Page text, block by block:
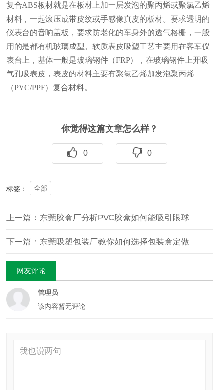
复合ABS板材就是在板材上加一层发泡的聚丙烯或聚氯乙烯
材料，一起滚压成带皮纹或手感像真皮的板材。要求透明的
仪表台的音响盖板，要求防老化的车身外的透气格栅，一般
用的是都有机玻璃成型。软质表皮吸塑工艺主要用在客车仪
表台上，基体一般是玻璃钢件（FRP），在玻璃钢件上开吸
气孔吸表皮，表皮的材料主要有聚氯乙烯加发泡聚丙烯
（PVC/PPF）复合材料。
你觉得这篇文章怎么样？
0 0
标签： 全部
上一篇：东莞胶盒厂分析PVC胶盒如何能吸引眼球
下一篇：东莞吸塑包装厂教你如何选择包装盒定做
网友评论
管理员
该内容暂无评论